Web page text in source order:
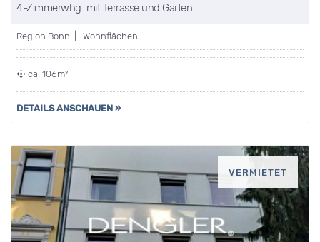
4-Zimmerwhg. mit Terrasse und Garten
Region Bonn | Wohnflächen
ca. 106m²
DETAILS ANSCHAUEN »
VERMIETET